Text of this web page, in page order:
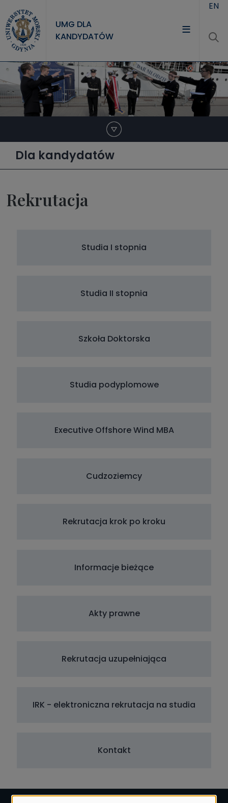
UMG DLA
KANDYDATÓW
EN
Dla kandydatów
Rekrutacja
Studia I stopnia
Studia II stopnia
Szkoła Doktorska
Studia podyplomowe
Executive Offshore Wind MBA
Cudzoziemcy
Rekrutacja krok po kroku
Informacje bieżące
Akty prawne
Rekrutacja uzupełniająca
IRK - elektroniczna rekrutacja na studia
Kontakt